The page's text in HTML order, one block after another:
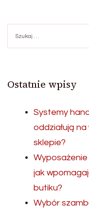
Ostatnie wpisy
Systemy
oddziałują
sklepie?
jak
butiku?
Wybór